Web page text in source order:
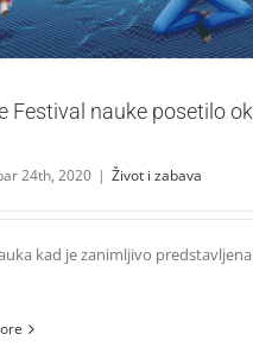
Festival nauke posetilo
24th, 2020 | Život i zabava
kad je zanimljivo